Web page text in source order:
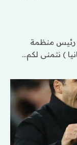
رئيس منظمة
) نتمنى لكم…